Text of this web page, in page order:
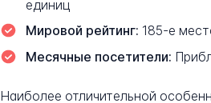
единиц
Мировой рейтинг: 185-е
Месячные посетители:
Наиболее отличительной